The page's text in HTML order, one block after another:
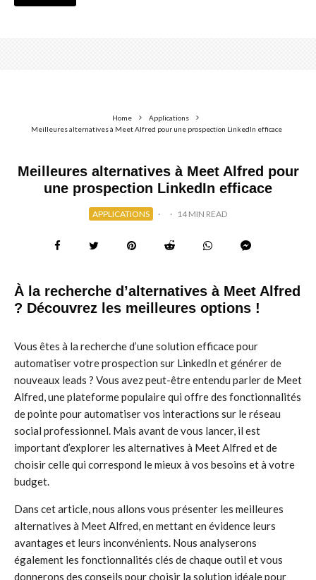
Home
Applications
Meilleures alternatives à Meet Alfred pour une prospection LinkedIn efficace
Meilleures alternatives à Meet Alfred pour
une prospection LinkedIn efficace
APPLICATIONS · · 14 MIN READ
À la recherche d’alternatives à Meet Alfred
? Découvrez les meilleures options !
Vous êtes à la recherche d’une solution efficace pour
automatiser votre prospection sur LinkedIn et générer de
nouveaux leads ? Vous avez peut-être entendu parler de Meet
Alfred, une plateforme populaire qui offre des fonctionnalités
de pointe pour automatiser vos interactions sur le réseau
social professionnel. Mais avant de vous lancer, il est
important d’explorer les alternatives à Meet Alfred et de
choisir celle qui correspond le mieux à vos besoins et à votre
budget.
Dans cet article, nous allons vous présenter les meilleures
alternatives à Meet Alfred, en mettant en évidence leurs
avantages et leurs inconvénients. Nous analyserons
également les fonctionnalités clés de chaque outil et vous
donnerons des conseils pour choisir la solution idéale pour